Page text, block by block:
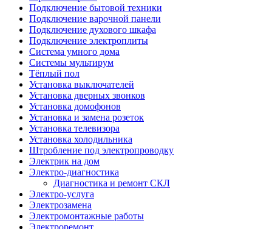
Подключение бытовой техники
Подключение варочной панели
Подключение духового шкафа
Подключение электроплиты
Система умного дома
Системы мультирум
Тёплый пол
Установка выключателей
Установка дверных звонков
Установка домофонов
Установка и замена розеток
Установка телевизора
Установка холодильника
Штробление под электропроводку
Электрик на дом
Электро-диагностика
Диагностика и ремонт СКЛ
Электро-услуга
Электрозамена
Электромонтажные работы
Электроремонт